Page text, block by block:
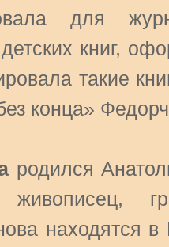
для
книг,
такие
конца»
родился
находятся в